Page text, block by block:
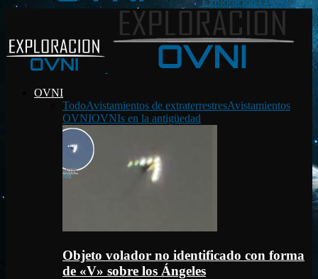
OVNI
TodoAvistamientos de extraterrestresAvistamientos
OVNIOVNIs en la antigüedad
Objeto volador no identificado con forma
de «V» sobre los Ángeles